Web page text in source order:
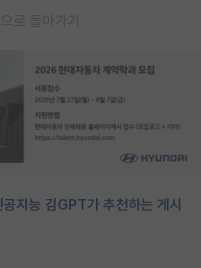
로 돌아가기
지능 김GPT가 추천하는 게시